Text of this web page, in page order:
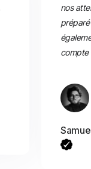
nos
compte